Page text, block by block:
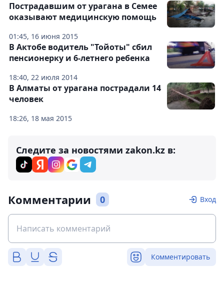
01:45, 16 июня 2015
Пострадавшим от урагана в Семее
оказывают медицинскую помощь
18:40, 22 июля 2014
В Актобе водитель "Тойоты" сбил
пенсионерку и 6-летнего ребенка
18:26, 18 мая 2015
В Алматы от урагана пострадали 14
человек
Следите за новостями zakon.kz в:
Комментарии 0 Вход
Комментировать